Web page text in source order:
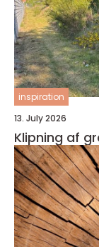
inspiration
13. July 2026
Klipning af